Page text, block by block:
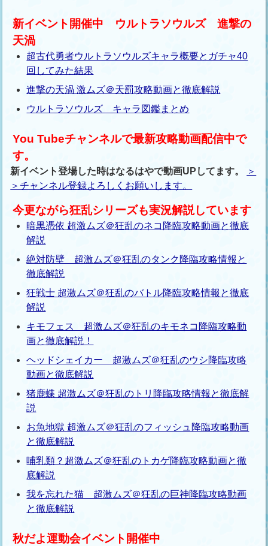
新イベント開催中 ウルトラソウルズ 進撃の
天渦
超古代勇者ウルトラソウルズキャラ概要とガチャ40
回してみた結果
進撃の天渦 激ムズ＠天罰攻略動画と徹底解説
ウルトラソウルズ キャラ図鑑まとめ
You Tubeチャンネルで最新攻略動画配信中で
す。
新イベント登場した時はなるはやで動画UPしてます。
＞
＞チャンネル登録よろしくお願いします。
今更ながら狂乱シリーズも実況解説しています
暗黒憑依 超激ムズ＠狂乱のネコ降臨攻略動画と徹底
解説
絶対防壁 超激ムズ＠狂乱のタンク降臨攻略情報と
徹底解説
狂戦士 超激ムズ＠狂乱のバトル降臨攻略情報と徹底
解説
キモフェス 超激ムズ＠狂乱のキモネコ降臨攻略動
画と徹底解説！
ヘッドシェイカー 超激ムズ＠狂乱のウシ降臨攻略
動画と徹底解説
猪鹿蝶 超激ムズ＠狂乱のトリ降臨攻略情報と徹底解
説
お魚地獄 超激ムズ＠狂乱のフィッシュ降臨攻略動画
と徹底解説
哺乳類？超激ムズ＠狂乱のトカゲ降臨攻略動画と徹
底解説
我を忘れた猫 超激ムズ＠狂乱の巨神降臨攻略動画
と徹底解説
秋だよ運動会イベント開催中